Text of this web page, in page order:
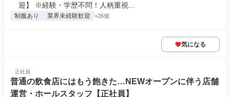
迎】 ※経験・学歴不問！人柄重視...
制服あり 業界未経験歓迎 +26個
気になる
正社員
普通の飲食店にはもう飽きた…NEWオープンに伴う店舗
運営・ホールスタッフ【正社員】